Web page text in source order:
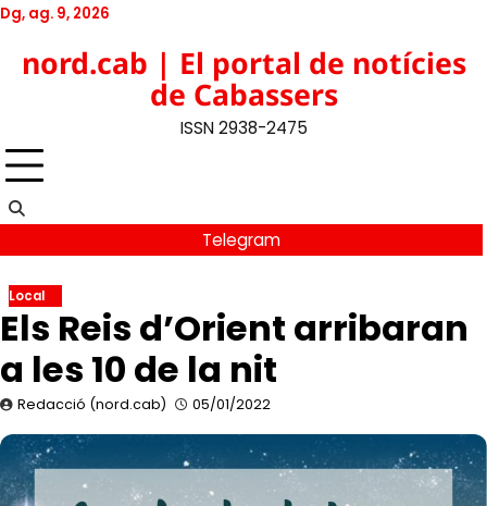
Skip
content
Dg, ag. 9, 2026
Facebook
YouTube
Instagram
nord.cab | El portal de notícies
de Cabassers
ISSN 2938-2475
Telegram
Local
Els Reis d’Orient arribaran
a les 10 de la nit
Redacció (nord.cab) 05/01/2022